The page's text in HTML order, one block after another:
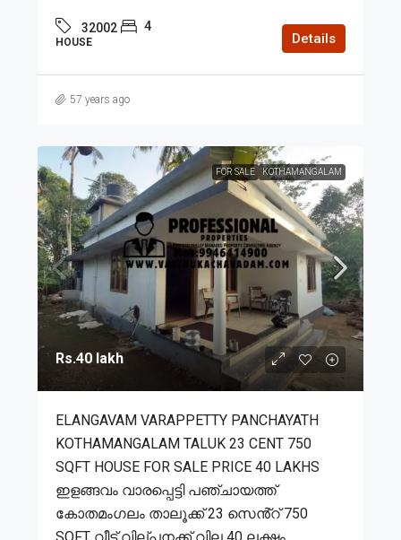
32002 4
HOUSE Details
57 years ago
FOR SALE KOTHAMANGALAM
Rs.40 lakh
ELANGAVAM VARAPPETTY PANCHAYATH
KOTHAMANGALAM TALUK 23 CENT 750
SQFT HOUSE FOR SALE PRICE 40 LAKHS
ഇളങ്ങവം വാരപ്പെട്ടി പഞ്ചായത്ത്
കോതമംഗലം താലൂക്ക് 23 സെൻ്റ് 750
SQFT വീട് വില്പനക്ക് വില 40 ലക്ഷം